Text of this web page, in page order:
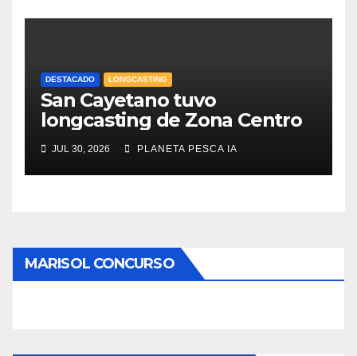
DESTACADO LONGCASTING
San Cayetano tuvo
longcasting de Zona Centro
JUL 30, 2026 PLANETA PESCA IA
MARISOL CONCURSO